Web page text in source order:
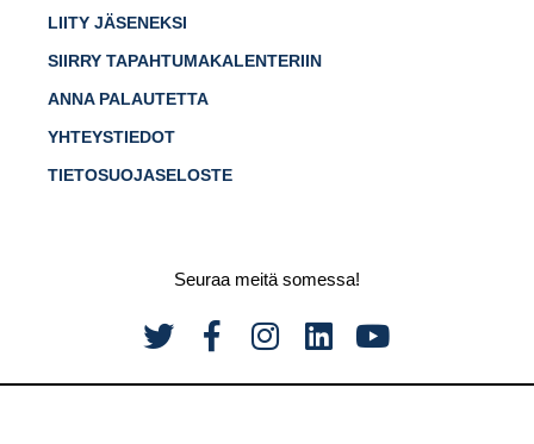
LIITY JÄSENEKSI
SIIRRY TAPAHTUMAKALENTERIIN
ANNA PALAUTETTA
YHTEYSTIEDOT
TIETOSUOJASELOSTE
Seuraa meitä somessa!